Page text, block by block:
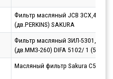
Фильтр масляный JCB 3CX,4CX
(дв.PERKINS) SAKURA
Фильтр масляный ЗИЛ-5301,МАЗ-
(дв.ММЗ-260) DIFA 5102/ 1 (5102/
Масляный фильтр Sakura C5102